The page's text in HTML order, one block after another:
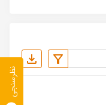
نظرسنجی